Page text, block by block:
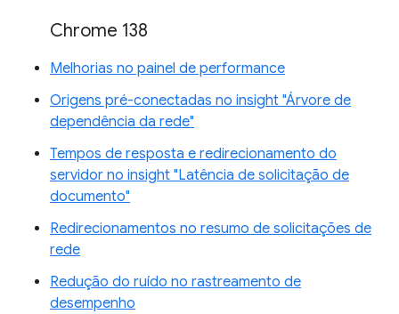
Chrome 138
Melhorias no painel de performance
Origens pré-conectadas no insight "Árvore de
dependência da rede"
Tempos de resposta e redirecionamento do
servidor no insight "Latência de solicitação de
documento"
Redirecionamentos no resumo de solicitações de
rede
Redução do ruído no rastreamento de
desempenho